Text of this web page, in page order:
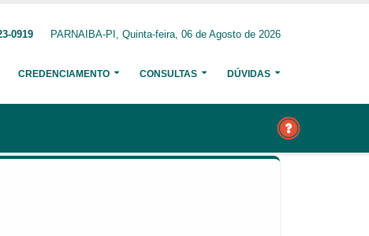
0919 PARNAIBA-PI, Quinta-feira, 06 de Agosto de 2026
CREDENCIAMENTO CONSULTAS DÚVIDAS